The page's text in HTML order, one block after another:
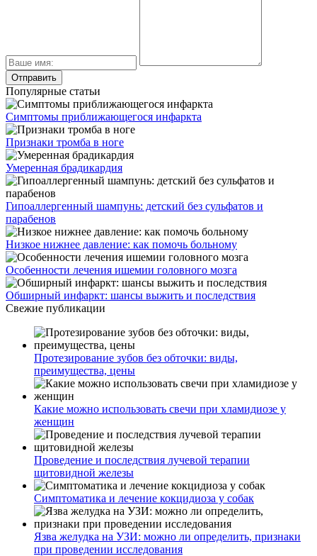
Популярные статьи
Симптомы приближающегося инфаркта
Признаки тромба в ноге
Умеренная брадикардия
Гипоаллергенный шампунь: детский без сульфатов и
парабенов
Низкое нижнее давление: как помочь больному
Особенности лечения ишемии головного мозга
Обширный инфаркт: шансы выжить и последствия
Свежие публикации
Протезирование зубов без обточки: виды,
преимущества, цены
Какие можно использовать свечи при хламидиозе у
женщин
Проведение и последствия лучевой терапии
щитовидной железы
Симптоматика и лечение кокцидиоза у собак
Язва желудка на УЗИ: можно ли определить, признаки
при проведении исследования